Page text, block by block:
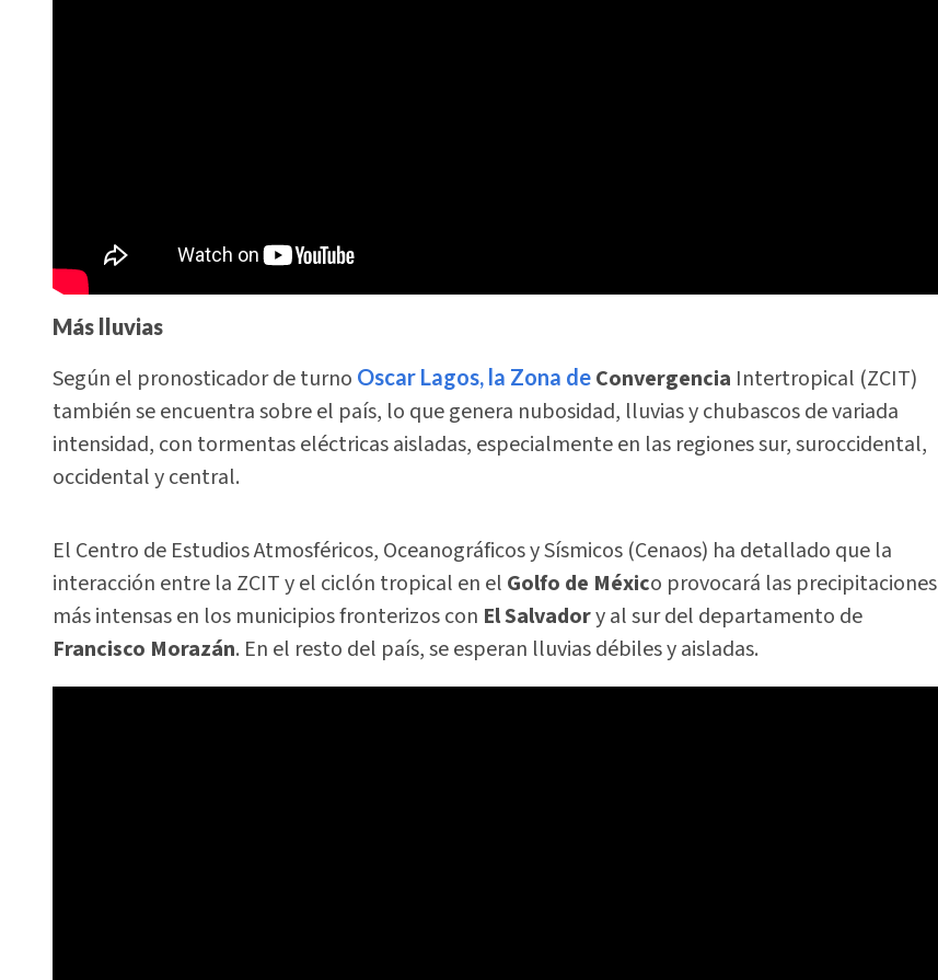
Más lluvias
Según el pronosticador de turno Oscar Lagos, la Zona de Convergencia Intertropical (ZCIT)
también se encuentra sobre el país, lo que genera nubosidad, lluvias y chubascos de variada
intensidad, con tormentas eléctricas aisladas, especialmente en las regiones sur, suroccidental,
occidental y central.
El Centro de Estudios Atmosféricos, Oceanográficos y Sísmicos (Cenaos) ha detallado que la
interacción entre la ZCIT y el ciclón tropical en el Golfo de México provocará las precipitaciones
más intensas en los municipios fronterizos con El Salvadory al sur del departamento de
Francisco Morazán. En el resto del país, se esperan lluvias débiles y aisladas.